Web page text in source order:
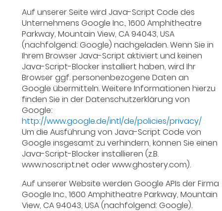
Auf unserer Seite wird Java-Script Code des
Unternehmens Google Inc., 1600 Amphitheatre
Parkway, Mountain View, CA 94043, USA
(nachfolgend: Google) nachgeladen. Wenn Sie in
Ihrem Browser Java-Script aktiviert und keinen
Java-Script-Blocker installiert haben, wird Ihr
Browser ggf. personenbezogene Daten an
Google übermitteln. Weitere Informationen hierzu
finden Sie in der Datenschutzerklärung von
Google:
http://www.google.de/intl/de/policies/privacy/
Um die Ausführung von Java-Script Code von
Google insgesamt zu verhindern, können Sie einen
Java-Script-Blocker installieren (z.B.
www.noscript.net oder www.ghostery.com).
Auf unserer Website werden Google APIs der Firma
Google Inc., 1600 Amphitheatre Parkway, Mountain
View, CA 94043, USA (nachfolgend: Google).